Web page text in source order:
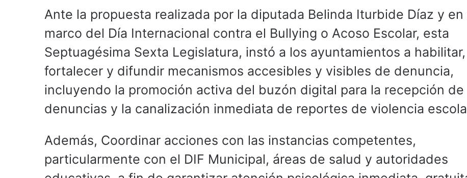
Ante la propuesta realizada por la diputada Belinda Iturbide Díaz y en
marco del Día Internacional contra el Bullying o Acoso Escolar, esta
Septuagésima Sexta Legislatura, instó a los ayuntamientos a habilitar,
fortalecer y difundir mecanismos accesibles y visibles de denuncia,
incluyendo la promoción activa del buzón digital para la recepción de
denuncias y la canalización inmediata de reportes de violencia
Además, Coordinar acciones con las instancias competentes,
particularmente con el DIF Municipal, áreas de salud y autoridades